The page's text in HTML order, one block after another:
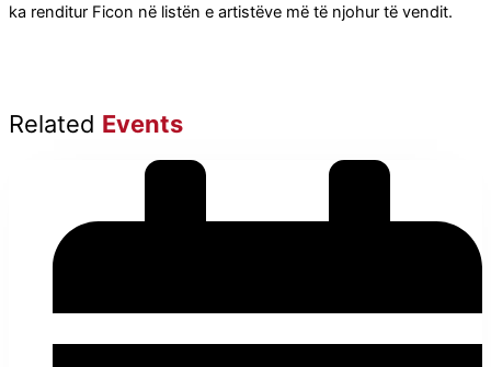
ka renditur Ficon në listën e artistëve më të njohur të vendit.
Related Events